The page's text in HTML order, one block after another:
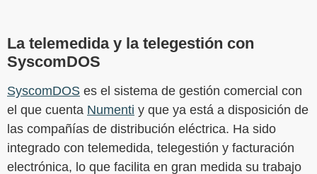
La telemedida y la telegestión con
SyscomDOS
SyscomDOS es el sistema de gestión comercial con
el que cuenta Numenti y que ya está a disposición de
las compañías de distribución eléctrica. Ha sido
integrado con telemedida, telegestión y facturación
electrónica, lo que facilita en gran medida su trabajo